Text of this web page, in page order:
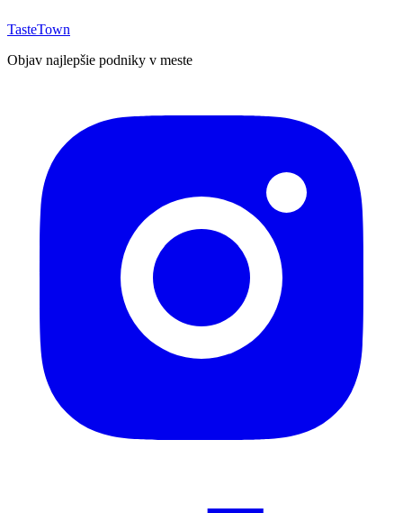
TasteTown
Objav najlepšie podniky v meste